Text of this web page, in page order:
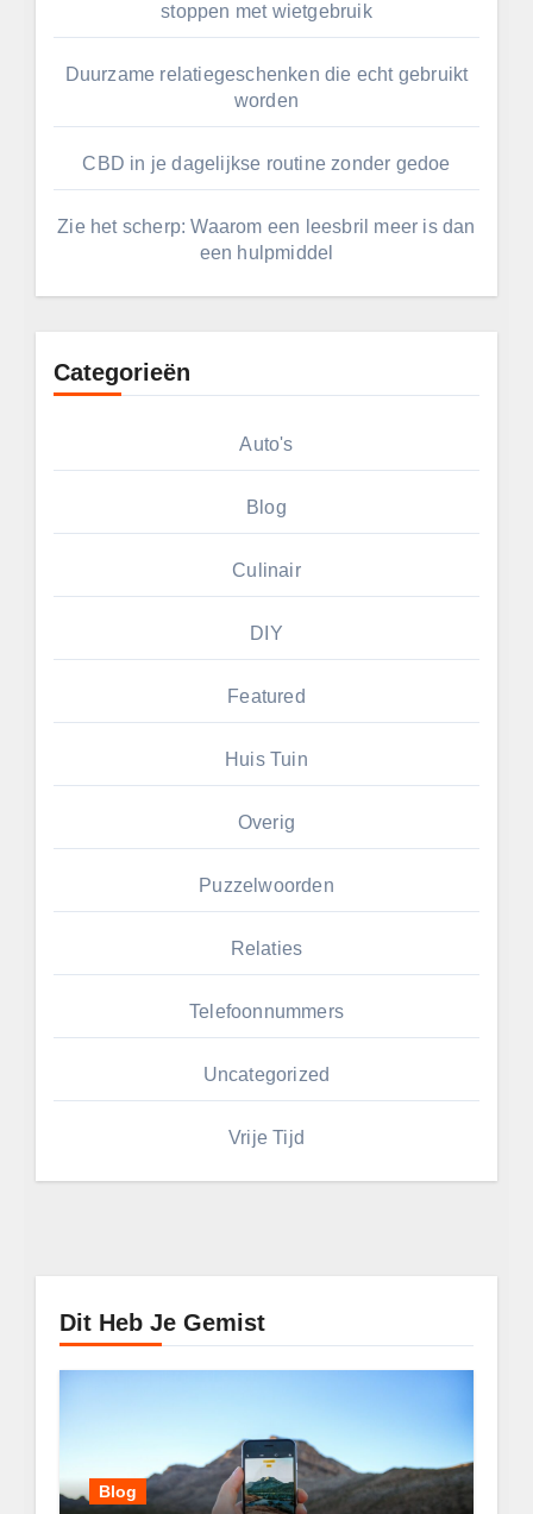
stoppen met wietgebruik
Duurzame relatiegeschenken die echt gebruikt
worden
CBD in je dagelijkse routine zonder gedoe
Zie het scherp: Waarom een leesbril meer is dan
een hulpmiddel
Categorieën
Auto's
Blog
Culinair
DIY
Featured
Huis Tuin
Overig
Puzzelwoorden
Relaties
Telefoonnummers
Uncategorized
Vrije Tijd
Dit Heb Je Gemist
Blog